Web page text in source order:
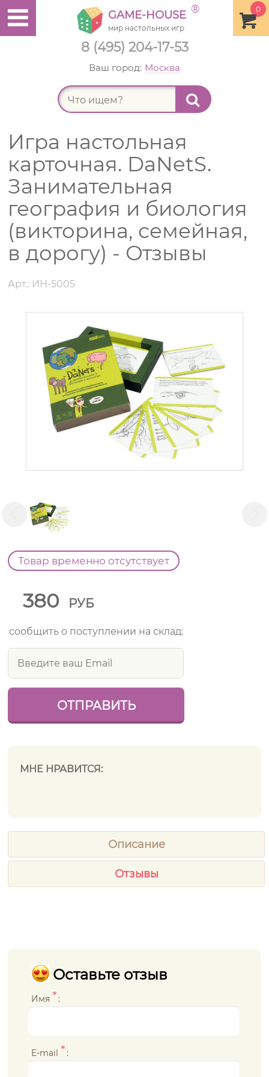
8 (495) 204-17-53
0
GAME-HOUSE ®
мир настольных игр
Ваш город: Москва
Игра настольная
карточная. DaNetS.
Занимательная
география и биология
(викторина, семейная,
в дорогу) - Отзывы
Арт.: ИН-5005
Товар временно отсутствует
380 РУБ
сообщить о поступлении на склад:
МНЕ НРАВИТСЯ:
Описание
Отзывы
Оставьте отзыв
Имя * :
E-mail * :